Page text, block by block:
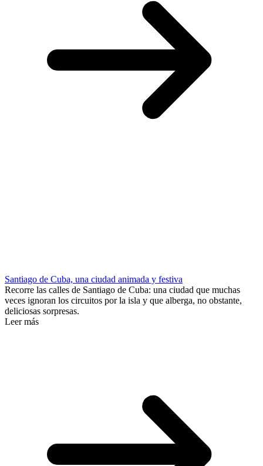
Santiago de Cuba, una ciudad animada y festiva
Recorre las calles de Santiago de Cuba: una ciudad que muchas
veces ignoran los circuitos por la isla y que alberga, no obstante,
deliciosas sorpresas.
Leer más